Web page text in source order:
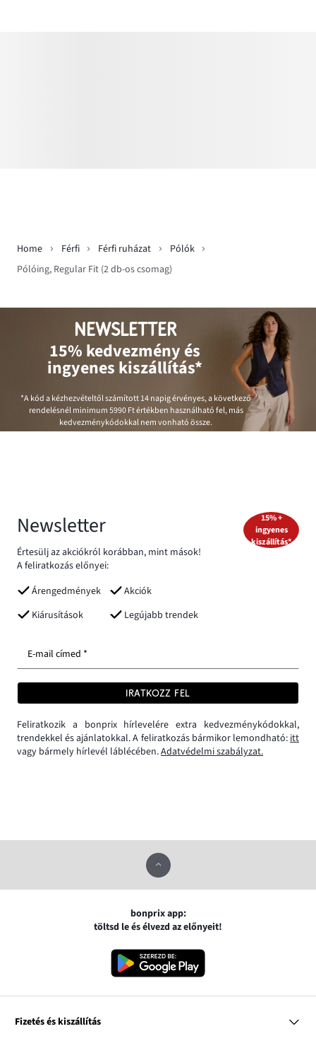
Home Férfi Férfi ruházat
Pólók
Pólóing, Regular Fit (2 db-os csomag)
NEWSLETTER
15% kedvezmény és
ingyenes kiszállítás*
*A kód a kézhezvételtől számított 14 napig érvényes, a következő
rendelésnél minimum5990 Ftértékben használható fel, más
kedvezménykódokkal nem vonható össze.
Newsletter
Értesülj az akciókról korábban, mint mások!
A feliratkozás előnyei:
Árengedmények
Akciók
Kiárusítások
Legújabb trendek
15% +
ingyenes
kiszállítás*
E-mail címed *
IRATKOZZ FEL
Feliratkozik a bonprix hírlevelére extra kedvezménykódokkal,
trendekkel és ajánlatokkal. A feliratkozás bármikor lemondható: itt
vagy bármely hírlevél láblécében.Adatvédelmi szabályzat.
bonprix app:
töltsd le és élvezd az előnyeit!
Fizetés és kiszállítás